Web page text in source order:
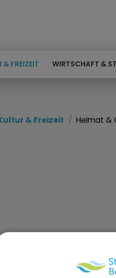
& FREIZEIT WIRTSCHAFT &
& Freizeit Heimat &